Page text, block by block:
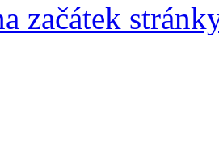
začátek